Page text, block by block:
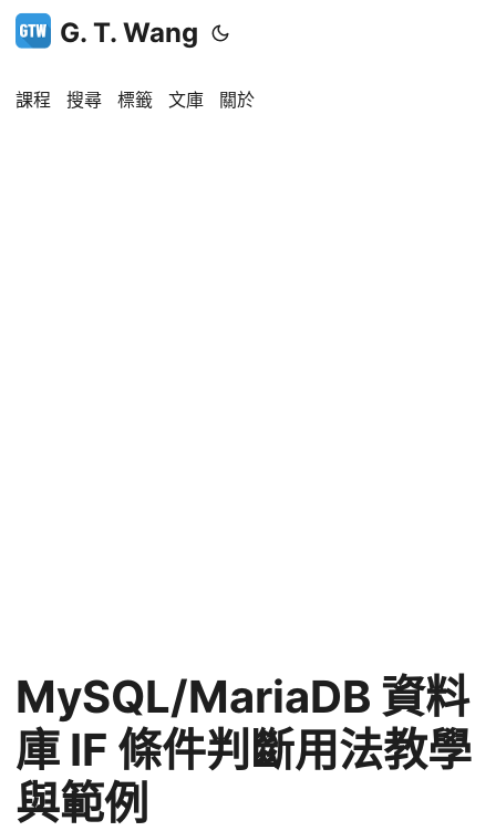
G. T. Wang
課程 搜尋 標籤 文庫 關於
MySQL/MariaDB 資料
庫 IF 條件判斷用法教學
與範例